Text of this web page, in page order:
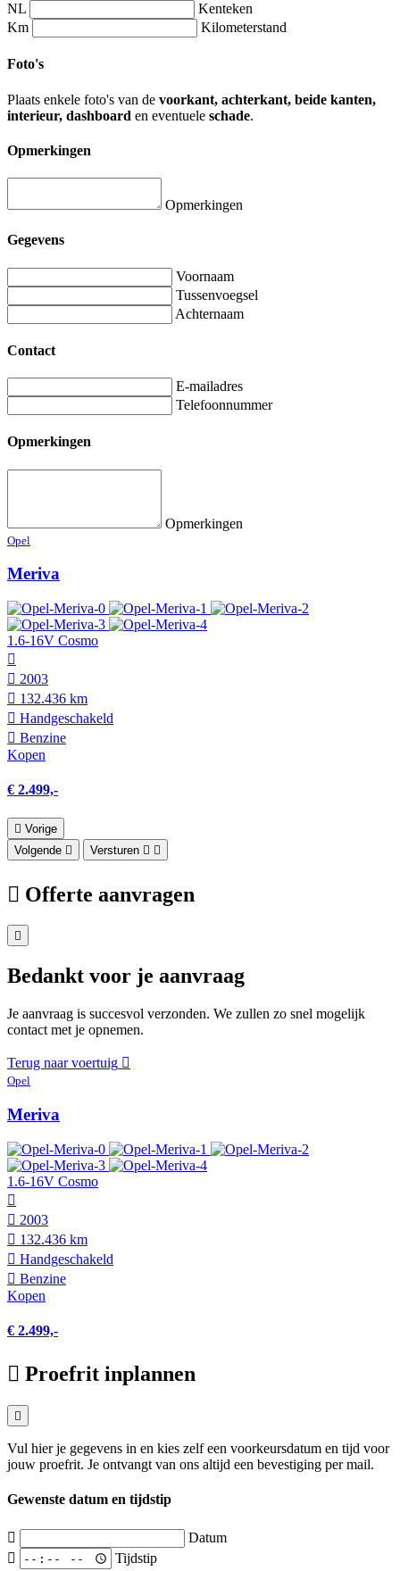
NL
Kenteken
Km
Kilometerstand
Foto's
Plaats enkele foto's van de voorkant, achterkant, beide kanten,
interieur, dashboard en eventuele schade.
Opmerkingen
Opmerkingen
Gegevens
Voornaam
Tussenvoegsel
Achternaam
Contact
E-mailadres
Telefoonnummer
Opmerkingen
Opmerkingen
Opel
Meriva
1.6-16V Cosmo
2003
132.436 km
Hand­geschakeld
Benzine
Kopen
€ 2.499,-
Vorige
Volgende
Versturen
Offerte aanvragen
Bedankt voor je aanvraag
Je aanvraag is succesvol verzonden. We zullen zo snel mogelijk
contact met je opnemen.
Terug naar voertuig
Opel
Meriva
1.6-16V Cosmo
2003
132.436 km
Hand­geschakeld
Benzine
Kopen
€ 2.499,-
Proefrit inplannen
Vul hier je gegevens in en kies zelf een voorkeursdatum en tijd voor
jouw proefrit. Je ontvangt van ons altijd een bevestiging per mail.
Gewenste datum en tijdstip
Datum
Tijdstip